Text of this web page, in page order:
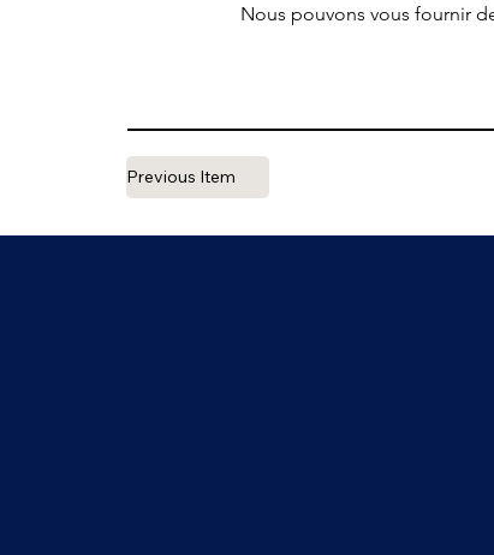
Nous pouvons vous fournir
Previous Item